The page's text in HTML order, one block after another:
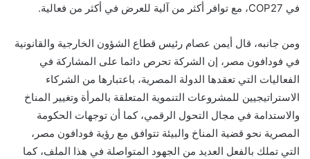
في COP27، مع توافر أكثر من آلية للعرض في أكثر من فعالية.
ومن جانبه، قال أيمن عصام رئيس قطاع الشؤون الخارجية والقانونية
في فودافون مصر، إن الشركة تحرص دائما على المشاركة في
الفعاليات التي تعقدها الدولة المصرية، باعتبارها من الشركاء
الاستراتيجيين للمشروعات التنموية المتعلقة بالمرأة وتغيير المناخ
والاستدامة في مجال التحول الرقمي، كما أن توجهات الحكومة
المصرية نحو قضية المناخ والبيئة تتوافق مع رؤية فودافون مصر،
التي تملك بالفعل العديد من الجهود المتواصلة في هذا الملف، كما